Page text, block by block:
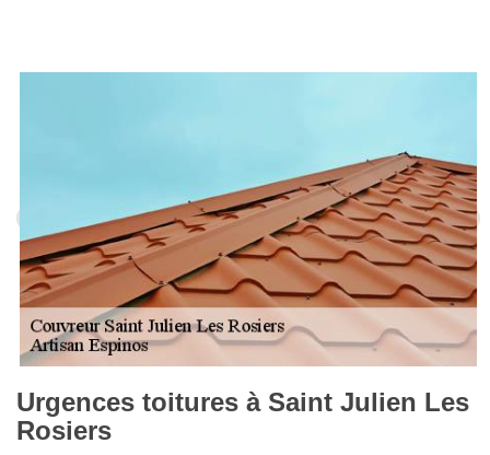
Urgences toitures à Saint Julien Les
Rosiers